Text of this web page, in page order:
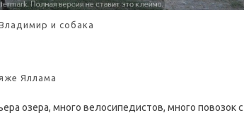
и собака
Яллама
озера, много велосипедистов, много повозок с